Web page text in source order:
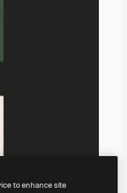
to enhance site